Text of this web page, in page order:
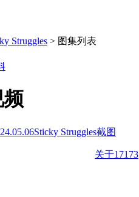
Struggles > 图集列表
频
Sticky Struggles截图
关于17173